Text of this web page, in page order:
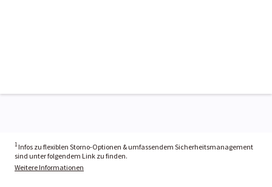
1 Infos zu flexiblen Storno-Optionen & umfassendem Sicherheitsmanagement
sind unter folgendem Link zu finden.
Weitere Informationen